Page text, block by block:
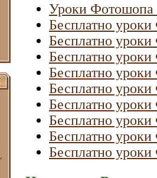
Уроки Фотошопа
Бесплатно
Бесплатно
Бесплатно
Бесплатно
Бесплатно
Бесплатно
Бесплатно
Бесплатно
Бесплатно